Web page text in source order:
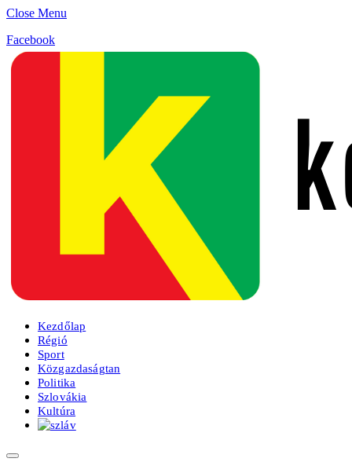
Close Menu
Facebook
Kezdőlap
Régió
Sport
Közgazdaságtan
Politika
Szlovákia
Kultúra